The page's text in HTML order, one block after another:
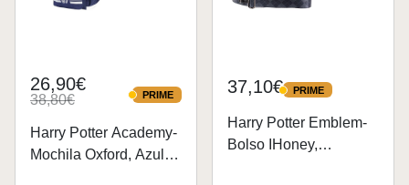
26,90€
38,80€ PRIME
PRIME
Harry Potter Academy-
Mochila Oxford, Azul
37,10€ PRIME
PRIME
Harry Potter Emblem-
Bolso IHoney,